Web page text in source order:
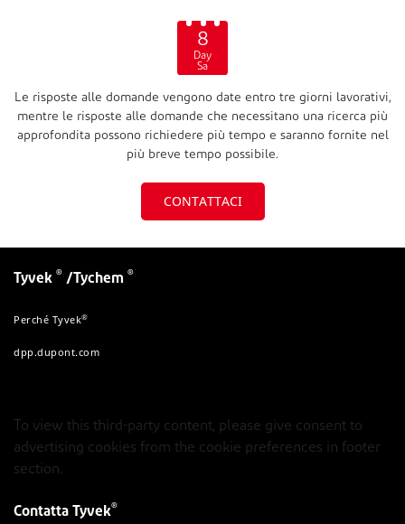
8
Day
Sa
Le risposte alle domande vengono date entro tre giorni lavorativi,
mentre le risposte alle domande che necessitano una ricerca più
approfondita possono richiedere più tempo e saranno fornite nel
più breve tempo possibile.
CONTATTACI
Tyvek ® /Tychem ®
Perché Tyvek®
dpp.dupont.com
To view this third-party content, please give consent to
advertising cookies from the cookie preferences in footer
section.
Contatta Tyvek®